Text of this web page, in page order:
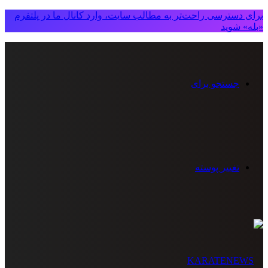
برای دسترسی راحت‌تر به مطالب سایت، وارد کانال ما در پلتفرم
«بله» شوید
جستجو برای
تغییر پوسته